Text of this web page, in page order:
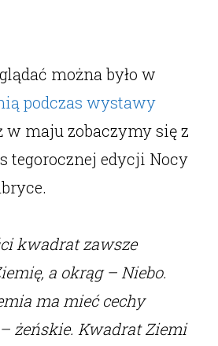
można było w
podczas wystawy
w maju zobaczymy się z
tegorocznej edycji Nocy
kwadrat zawsze
a okrąg – Niebo.
ma mieć cechy
żeńskie. Kwadrat Ziemi